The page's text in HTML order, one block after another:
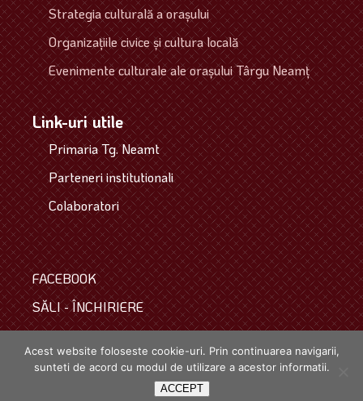
Strategia culturală a oraşului
Organizaţiile civice şi cultura locală
Evenimente culturale ale oraşului Târgu Neamţ
Link-uri utile
Primaria Tg. Neamt
Parteneri institutionali
Colaboratori
FACEBOOK
SĂLI - ÎNCHIRIERE
COLECTIVUL
Copyright © 2021. Toate drepturile rezervate.powered by
Acest website foloseste cookie-uri. Prin continuarea navigarii,
sunteti de acord cu modul de utilizare a acestor informatii.
ACCEPT